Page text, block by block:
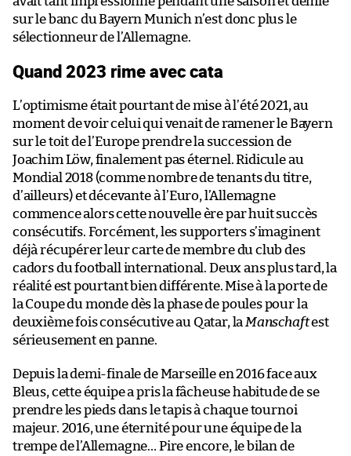
sur le banc du Bayern Munich n’est donc plus le
sélectionneur de l’Allemagne.
Quand 2023 rime avec cata
L’optimisme était pourtant de mise à l’été 2021, au
moment de voir celui qui venait de ramener le Bayern
sur le toit de l’Europe prendre la succession de
Joachim Löw, finalement pas éternel. Ridicule au
Mondial 2018 (comme nombre de tenants du titre,
d’ailleurs) et décevante à l’Euro, l’Allemagne
commence alors cette nouvelle ère par huit succès
consécutifs. Forcément, les supporters s’imaginent
déjà récupérer leur carte de membre du club des
cadors du football international. Deux ans plus tard, la
réalité est pourtant bien différente. Mise à la porte de
la Coupe du monde dès la phase de poules pour la
deuxième fois consécutive au Qatar, la Manschaftest
sérieusement en panne.
Depuis la demi-finale de Marseille en 2016 face aux
Bleus, cette équipe a pris la fâcheuse habitude de se
prendre les pieds dans le tapis à chaque tournoi
majeur. 2016, une éternité pour une équipe de la
trempe de l’Allemagne… Pire encore, le bilan de